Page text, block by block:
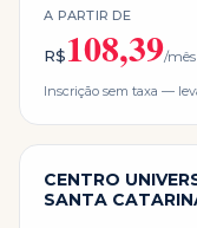
A PARTIR DE
R$108,39/mês
Inscrição sem taxa —
CENTRO
SANTA